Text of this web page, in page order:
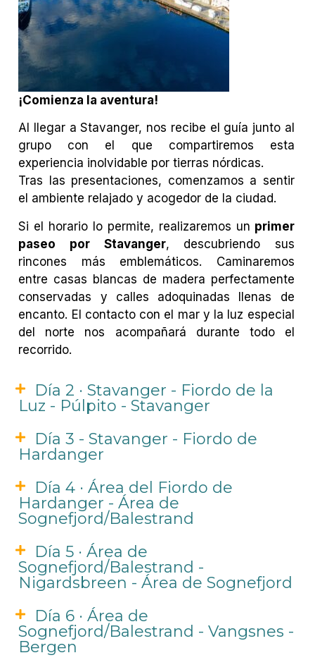
¡Comienza la aventura!
Al llegar a Stavanger, nos recibe el guía junto al
grupo con el que compartiremos esta
experiencia inolvidable por tierras nórdicas.
Tras las presentaciones, comenzamos a sentir
el ambiente relajado y acogedor de la ciudad.
Si el horario lo permite, realizaremos un primer
paseo por Stavanger, descubriendo sus
rincones más emblemáticos. Caminaremos
entre casas blancas de madera perfectamente
conservadas y calles adoquinadas llenas de
encanto. El contacto con el mar y la luz especial
del norte nos acompañará durante todo el
recorrido.
Día 2 · Stavanger - Fiordo de la
Luz - Púlpito - Stavanger
Día 3 - Stavanger - Fiordo de
Hardanger
Día 4 · Área del Fiordo de
Hardanger - Área de
Sognefjord/Balestrand
Día 5 · Área de
Sognefjord/Balestrand -
Nigardsbreen - Área de Sognefjord
Día 6 · Área de
Sognefjord/Balestrand - Vangsnes -
Bergen